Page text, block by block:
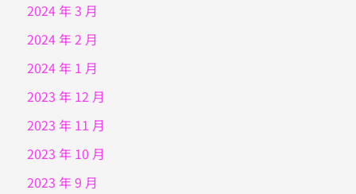
2024 年 3 月
2024 年 2 月
2024 年 1 月
2023 年 12 月
2023 年 11 月
2023 年 10 月
2023 年 9 月